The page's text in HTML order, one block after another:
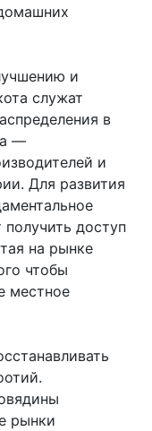
и
служат
в
—
и
Для развития
доступ
на рынке
чтобы
местное
рынки